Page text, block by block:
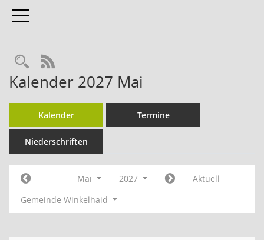
Toggle navigation
Rechercheauswahl
RSS-Feed
Kalender 2027 Mai
Kalender Termine
Niederschriften
Mai 2027
Aktuell
Gemeinde Winkelhaid